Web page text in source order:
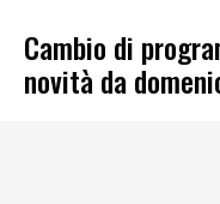
Cambio di
novità da